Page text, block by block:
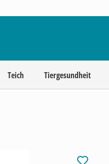
Teich Tiergesundheit